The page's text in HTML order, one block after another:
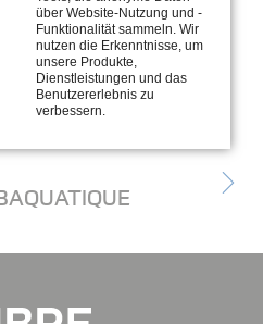
über Website-Nutzung und -
Funktionalität sammeln. Wir
nutzen die Erkenntnisse, um
unsere Produkte,
Dienstleistungen und das
Benutzererlebnis zu
verbessern.